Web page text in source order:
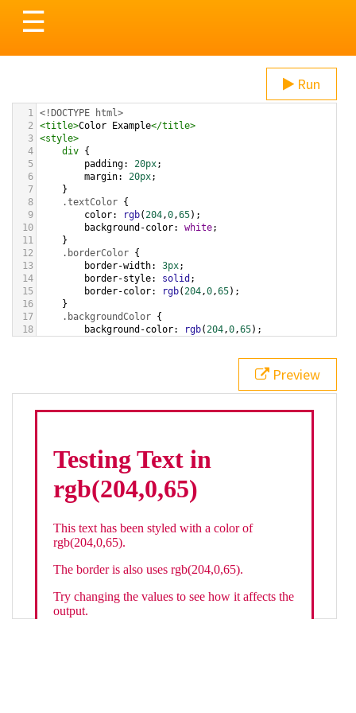
Toggle
navigation
☰
Run
1 <!DOCTYPE html>
2
<title>Color Example</title>
3 <style>
4
div {
5
padding: 20px;
6
margin: 20px;
7
}
8
.textColor {
9
color: rgb(204,0,65);
10
background-color: white;
11
}
12
.borderColor {
13
border-width: 3px;
14
border-style: solid ;
15
border-color: rgb(204,0,65);
16
}
17
.backgroundColor {
18
background-color: rgb(204,0,65);
bottom ,
white, rgb(204,0,65));
div class="textColor borderColor"
< h1>Testing Text in rgb(204,0,65)
Preview